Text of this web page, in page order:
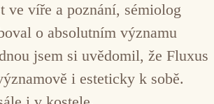
ve víře a poznání, sémiolog
o absolutním významu
jsem si uvědomil, že Fluxus
i esteticky k sobě.